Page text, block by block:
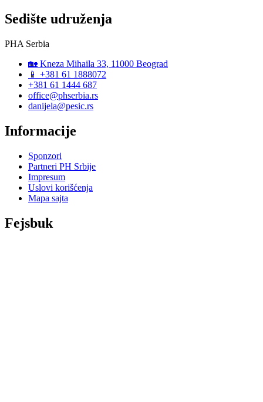
Sedište udruženja
PHA Serbia
🏡 Kneza Mihaila 33, 11000 Beograd
📱 +381 61 1888072
+381 61 1444 687
office@phserbia.rs
danijela@pesic.rs
Informacije
Sponzori
Partneri PH Srbije
Impresum
Uslovi korišćenja
Mapa sajta
Fejsbuk